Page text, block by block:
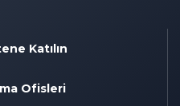
Katılın
Ofisleri